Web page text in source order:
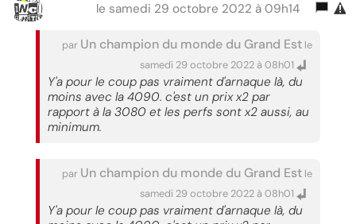
le samedi 29 octobre 2022 à 09h14
par Un champion du monde du Grand Est le
samedi 29 octobre 2022 à 08h01
Y'a pour le coup pas vraiment d'arnaque là, du
moins avec la 4090. c'est un prix x2 par
rapport à la 3080 et les perfs sont x2 aussi, au
minimum.
par Un champion du monde du Grand Est le
samedi 29 octobre 2022 à 08h01
Y'a pour le coup pas vraiment d'arnaque là, du